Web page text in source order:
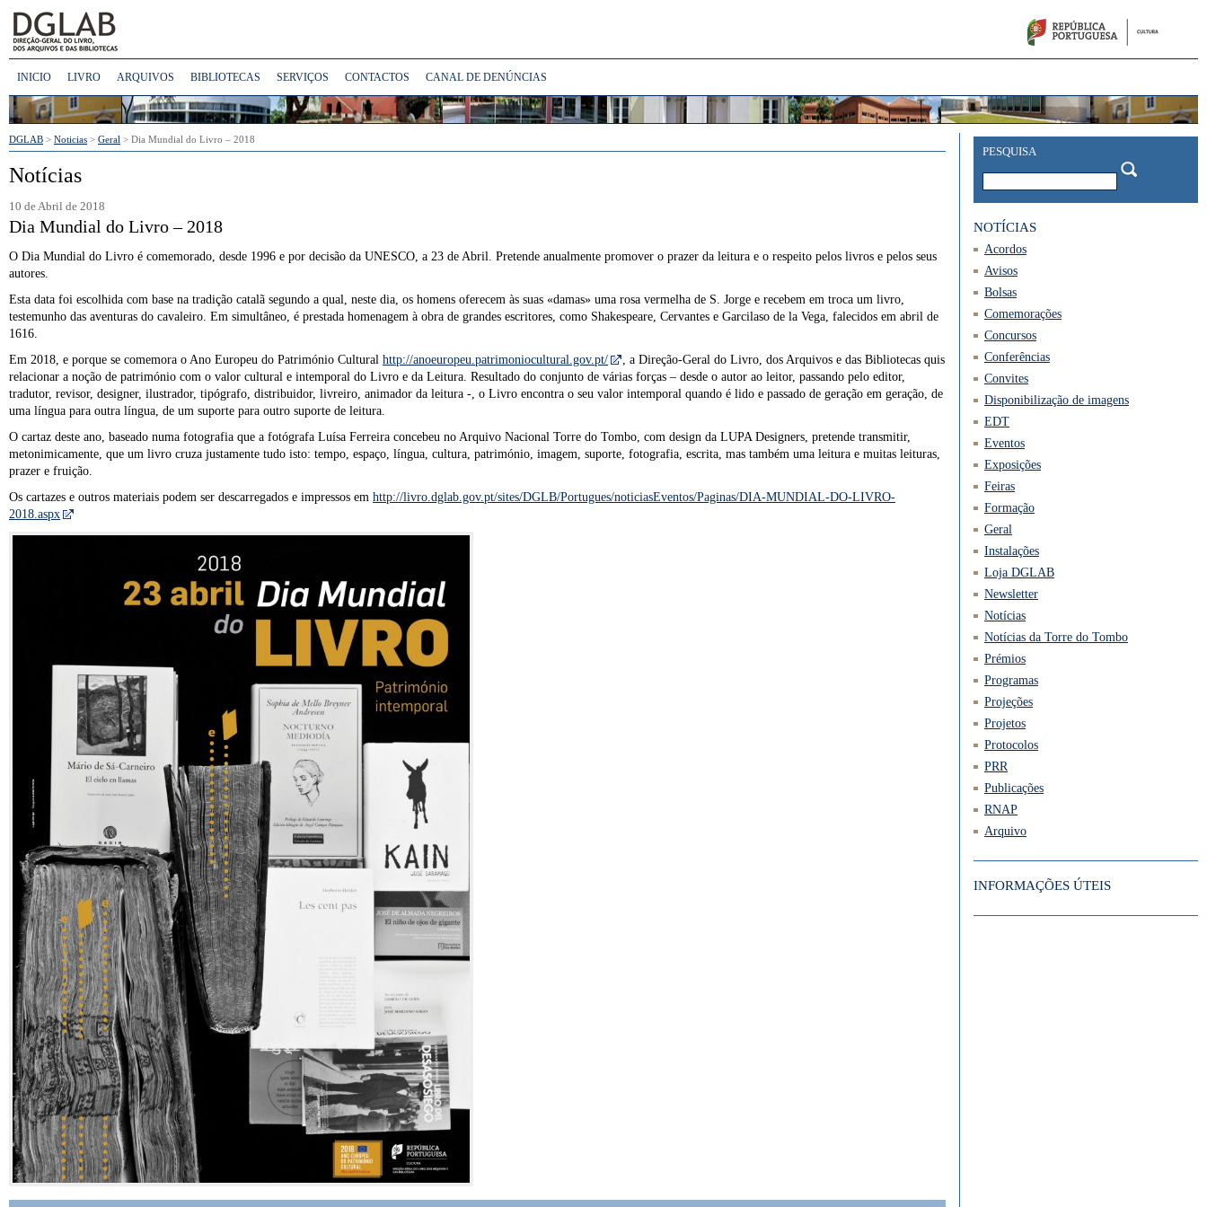
INICIO LIVRO ARQUIVOS BIBLIOTECAS SERVIÇOS CONTACTOS CANAL DE DENÚNCIAS
DGLAB > Noticias > Geral > Dia Mundial do Livro – 2018
Notícias
10 de Abril de 2018
Dia Mundial do Livro – 2018
O Dia Mundial do Livro é comemorado, desde 1996 e por decisão da UNESCO, a 23 de Abril. Pretende anualmente promover o prazer da leitura e o respeito pelos livros e pelos seus
autores.​
Esta data foi escolhida com base na tradição catalã segundo a qual, neste dia, os homens oferecem às suas «damas» uma rosa vermelha de S. Jorge e recebem em troca um livro,
testemunho das aventuras do cavaleiro. Em simultâneo, é prestada homenagem à obra de grandes escritores, como Shakespeare, Cervantes e Garcilaso de la Vega, falecidos em abril de
1616.
Em 2018, e porque se comemora o Ano Europeu do Património Cultural http://anoeuropeu.patrimoniocultural.gov.pt/
, a Direção-Geral do Livro, dos Arquivos e das Bibliotecas quis
relacionar a noção de património com o valor cultural e intemporal do Livro e da Leitura. Resultado do conjunto de várias forças – desde o autor ao leitor, passando pelo editor,
tradutor, revisor, designer, ilustrador, tipógrafo, distribuidor, livreiro, animador da leitura -, o Livro encontra o seu valor intemporal quando é lido e passado de geração em geração, de
uma língua para outra língua, de um suporte para outro suporte de leitura.
O cartaz deste ano, baseado numa fotografia que a fotógrafa Luísa Ferreira concebeu no Arquivo Nacional Torre do Tombo, com design da LUPA Designers, pretende transmitir,
metonimicamente, que um livro cruza justamente tudo isto: tempo, espaço, língua, cultura, património, imagem, suporte, fotografia, escrita, mas também uma leitura e muitas leituras,
prazer e fruição.
Os cartazes e outros materiais podem ser descarregados e impressos em http://livro.dglab.gov.pt/sites/DGLB/Portugues/noticiasEventos/Paginas/DIA-MUNDIAL-DO-LIVRO-
2018.aspx
PESQUISA
NOTÍCIAS
Acordos
Avisos
Bolsas
Comemorações
Concursos
Conferências
Convites
Disponibilização de imagens
EDT
Eventos
Exposições
Feiras
Formação
Geral
Instalações
Loja DGLAB
Newsletter
Notícias
Notícias da Torre do Tombo
Prémios
Programas
Projeções
Projetos
Protocolos
PRR
Publicações
RNAP
Arquivo
INFORMAÇÕES ÚTEIS